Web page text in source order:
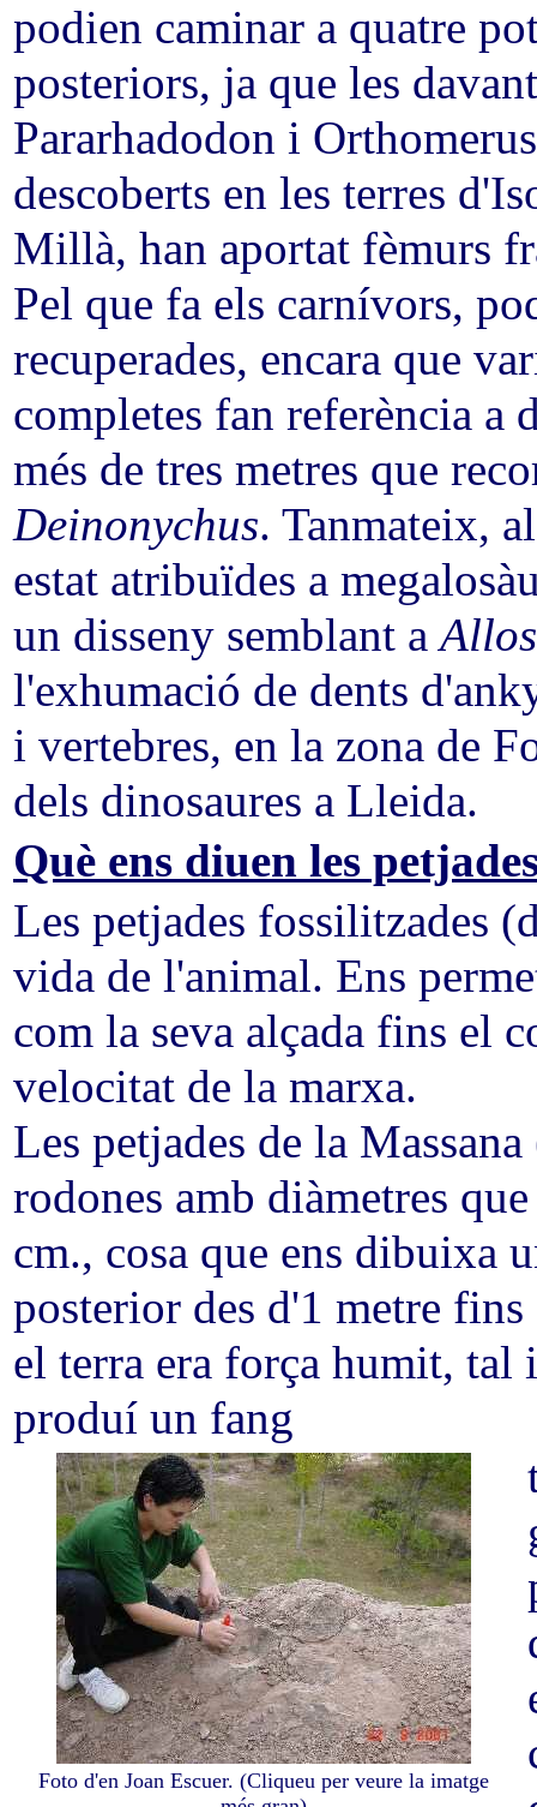
podien caminar a quatre
posteriors, ja que les
Pararhadodon i
descoberts en les terres
Millà, han aportat fèmurs
Pel que fa els carnívors,
recuperades, encara que
completes fan referència a
més de tres metres que
Deinonychus. Tanmateix,
estat atribuïdes a
un disseny semblant a
l'exhumació de dents
i vertebres, en la zona de
dels dinosaures a Lleida.
Què ens diuen les
Les petjades fossilitzades
vida de l'animal. Ens
com la seva alçada fins el
velocitat de la marxa.
Les petjades de la
rodones amb diàmetres
cm., cosa que ens dibuixa
posterior des d'1 metre
el terra era força humit, tal
produí un fang
Foto d'en Joan Escuer. (Cliqueu per veure la imatge